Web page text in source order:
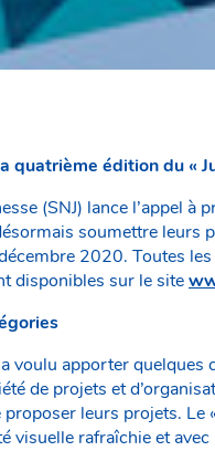
quatrième édition du «
(SNJ) lance l’appel
soumettre leurs
2020. Toutes
disponibles sur le site
voulu apporter
de projets et
leurs projets.
visuelle rafraîchie et